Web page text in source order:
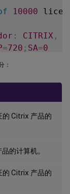
10000
: CITRIX ,
=720 ; SA=0
com XDT XDT
, vendor:
=720;PSL =10
：
的 Citrix 产品的
的计算机。
的 Citrix 产品的